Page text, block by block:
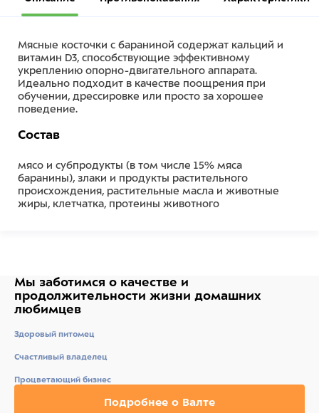
Мясные косточки с бараниной содержат кальций и
витамин D3, способствующие эффективному
укреплению опорно-двигательного аппарата.
Идеально подходит в качестве поощрения при
обучении, дрессировке или просто за хорошее
поведение.
Состав
мясо и субпродукты (в том числе 15% мяса
баранины), злаки и продукты растительного
происхождения, растительные масла и животные
жиры, клетчатка, протеины животного
баранины), злаки и продукты растительного
происхождения, растительные масла и животные
жиры, клетчатка, протеины животного
Мы заботимся о качестве и
продолжительности жизни домашних
любимцев
Здоровый питомец
Счастливый владелец
Процветающий бизнес
Подробнее о Валте